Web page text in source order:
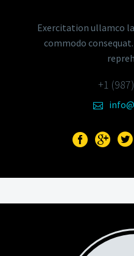
Exercitation ullamco
commodo
+1